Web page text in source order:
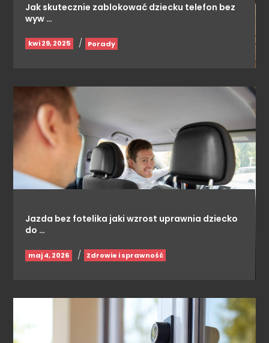
Jak skutecznie zablokować dziecku telefon bez
wyw …
kwi 29, 2025 / Porady
Jazda bez fotelika jaki wzrost uprawnia dziecko
do …
maj 4, 2026 / Zdrowie i sprawność